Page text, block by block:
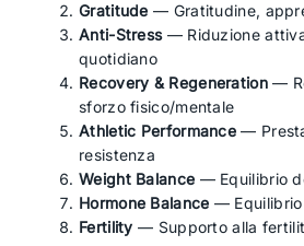
Gratitude — Gratitudine,
Anti-Stress— Riduzione
quotidiano
Recovery & Regeneration—
sforzo fisico/mentale
Athletic Performance —
resistenza
Weight Balance — Equilibrio
Hormone Balance — Equilibrio
Fertility — Supporto alla